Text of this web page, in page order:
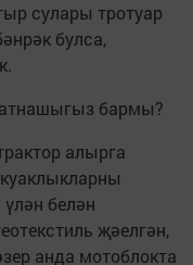
сулары тротуар
булса,
бармы?
алырга
белән
җәелгән,
анда мотоблокта